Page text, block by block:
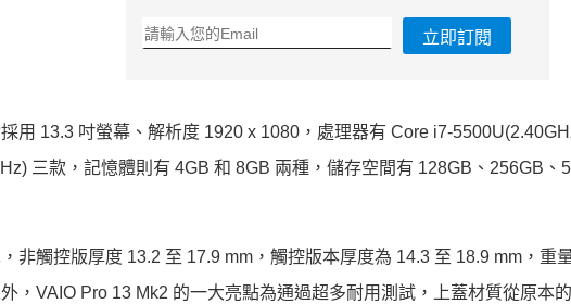
立即訂閱
用 13.3 吋螢幕、解析度 1920 x 1080，處理器有 Core i7-
三款，記憶體則有 4GB 和 8GB 兩種，儲存空間有 128GB、256GB、
非觸控版厚度 13.2 至 17.9 mm，觸控版本厚度為 14.3 至 18.9 mm，重
，VAIO Pro 13 Mk2 的一大亮點為通過超多耐用測試，上蓋材質從原本